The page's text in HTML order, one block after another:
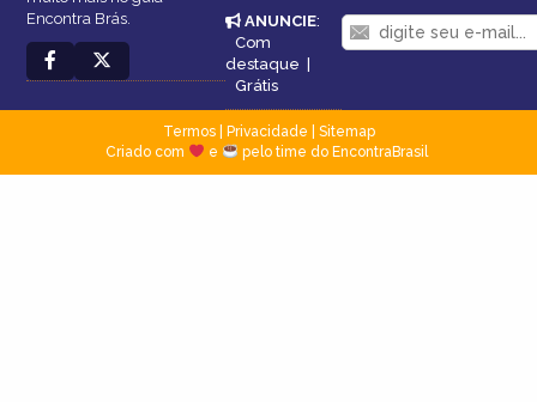
Encontra Brás.
ANUNCIE:
Com
destaque |
Grátis
Termos| Privacidade
Sitemap
Criado com
e pelo time do EncontraBrasil